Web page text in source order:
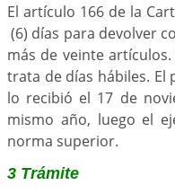
El artículo 166 de la
(6) días para devolver
más de veinte
trata de días hábiles. El
lo recibió el 17 de
mismo año, luego el
norma superior.
3 Trámite